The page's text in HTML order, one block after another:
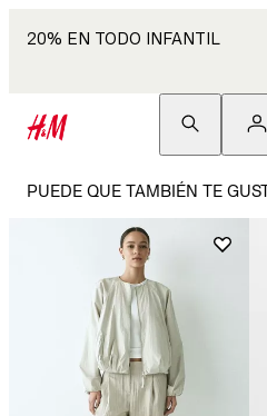
20% EN TODO INFANTIL
PUEDE QUE TAMBIÉN TE